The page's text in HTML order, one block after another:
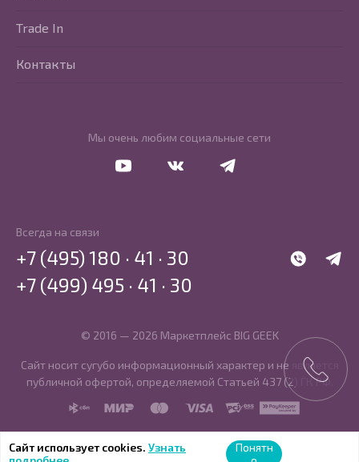
Мы очень любим социальные сети
Trade In
Контакты
Всегда на связи
WhatsApp
+7 (495) 180 · 41 · 30
+7 (499) 495 · 41 · 30
© 2016 — 2026 Маркетплейс BIG GEEK
Сайт носит сугубо информационный характер и не является
публичной офертой, определяемой Статьей 437 (2) ГК РФ.
SBP
MIR MasterCard
Visa PCI DSS PayKeeper
Сайт использует cookies. Узнать
Понятн